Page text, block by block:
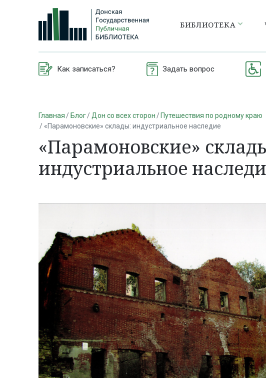
БИБЛИОТЕКА
Как записаться? Задать вопрос
Главная Блог Дон со всех сторон
Путешествия по родному краю
«Парамоновские» склады: индустриальное наследие
«Парамоновские»
индустриальное